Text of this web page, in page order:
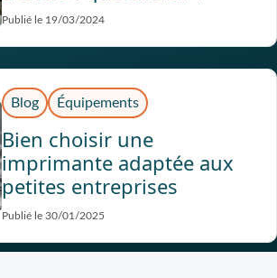
Publié le 19/03/2024
Blog Équipements
Bien choisir une
imprimante adaptée aux
petites entreprises
Publié le 30/01/2025